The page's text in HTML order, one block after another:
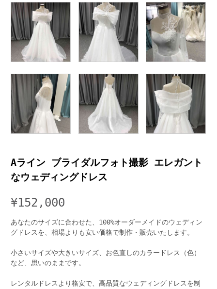
Aライン ブライダルフォト撮影 エレガント
なウェディングドレス
¥152,000
あなたのサイズに合わせた、100%オーダーメイドのウェディン
グドレスを、相場よりも安い価格で制作・販売いたします。
小さいサイズや大きいサイズ、お色直しのカラードレス（色）
など、思いのままです。
レンタルドレスより格安で、高品質なウェディングドレスを制